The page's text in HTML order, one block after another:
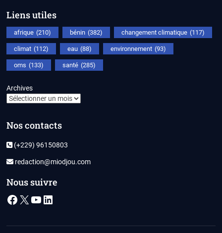
Liens utiles
afrique (210) bénin (382) changement climatique (117)
climat (112) eau (88) environnement (93)
oms (133) santé (285)
Archives
Nos contacts
(+229) 96150803
redaction@miodjou.com
Nous suivre
Facebook
X YouTube
LinkedIn